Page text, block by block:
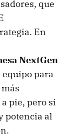
que
En
NextGen
para
pie, pero si
potencia al